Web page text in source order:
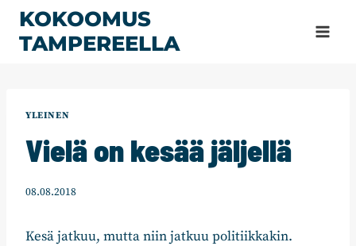
Siirry
sisältöön
KOKOOMUS
TAMPEREELLA
YLEINEN
Vielä on kesää jäljellä
08.08.2018
Kesä jatkuu, mutta niin jatkuu politiikkakin.